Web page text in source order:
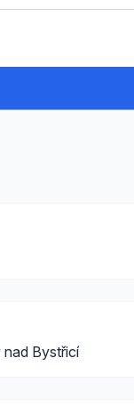
nad Bystřicí